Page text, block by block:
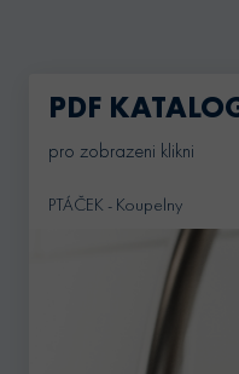
PDF
pro zobrazeni klikni
PTÁČEK - Koupelny